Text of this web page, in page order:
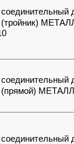
соединительный
соединительный
МЕТАЛЛ
соединительный